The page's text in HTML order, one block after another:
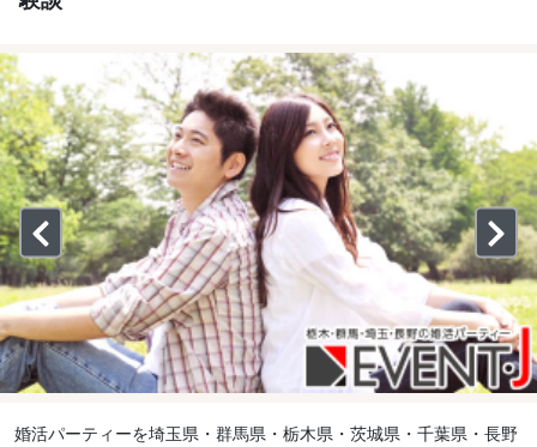
婚活パーティーを埼玉県・群馬県・栃木県・茨城県・千葉県・長野